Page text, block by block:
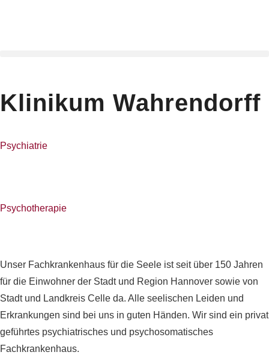
Klinikum Wahrendorff
Psychiatrie
Psychotherapie
Unser Fachkrankenhaus für die Seele ist seit über 150 Jahren
für die Einwohner der Stadt und Region Hannover sowie von
Stadt und Landkreis Celle da. Alle seelischen Leiden und
Erkrankungen sind bei uns in guten Händen. Wir sind ein privat
geführtes psychiatrisches und psychosomatisches
Fachkrankenhaus.